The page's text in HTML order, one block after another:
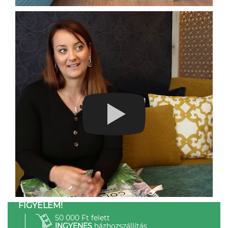
FIGYELEM!
50 000 Ft felett
INGYENESházhozszállítás